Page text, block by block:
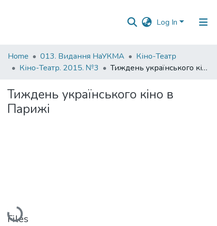
Log In
Communities
&
All of DSpace
Home 013. Видання НаУКМА
Кіно-Театр
Кіно-Театр. 2015. №3
Тиждень українського кіно в Парижі
Тиждень українського кіно в
Парижі
Loading...
Files